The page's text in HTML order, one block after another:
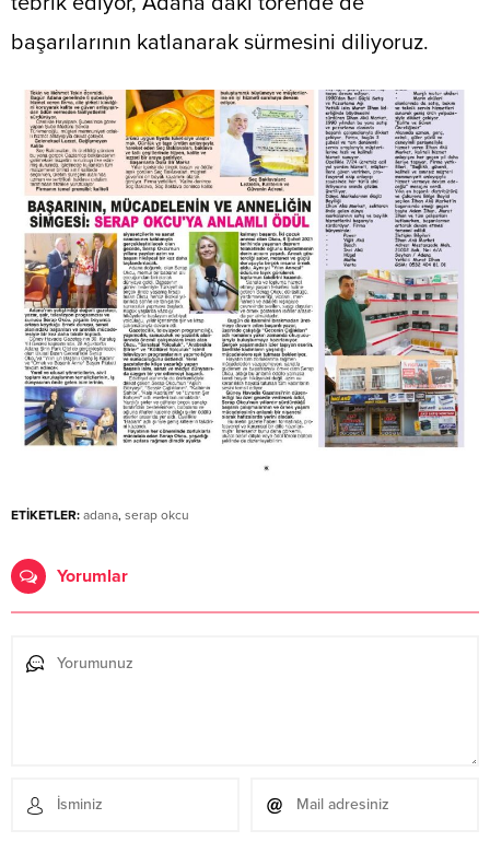
başarılarının katlanarak sürmesini diliyoruz.
ETİKETLER: adana, serap okcu
Yorumlar